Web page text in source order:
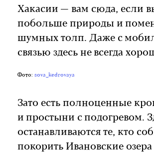
Хакасии — вам сюда, если
побольше природы и
шумных толп. Даже с
связью здесь не всегда
Фото: sova_kedrovaya
Зато есть полноценные
и простыни с подогревом.
останавливаются те, кто
покорить Ивановские озера